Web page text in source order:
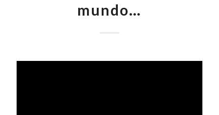
mundo…